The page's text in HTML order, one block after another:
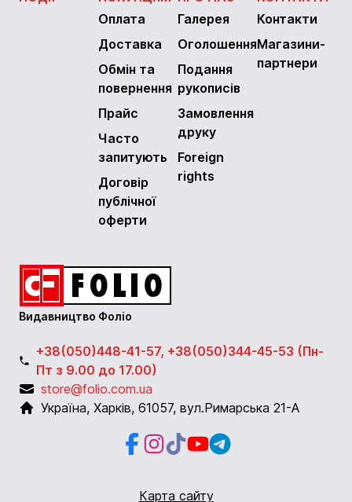
Оплата
Доставка
Обмін та
повернення
Прайс
Часто
запитують
Договір
публічної
оферти
Галерея
Оголошення
Подання
рукописів
Замовлення
друку
Foreign
rights
Контакти
Магазини-
партнери
Видавництво Фоліо
+38(050)448-41-57, +38(050)344-45-53 (Пн-
Пт з 9.00 до 17.00)
store@folio.com.ua
Україна, Харків, 61057, вул.Римарська 21-А
Facebook
Instagram
Instagram
YoutubeTelegram
Карта сайту